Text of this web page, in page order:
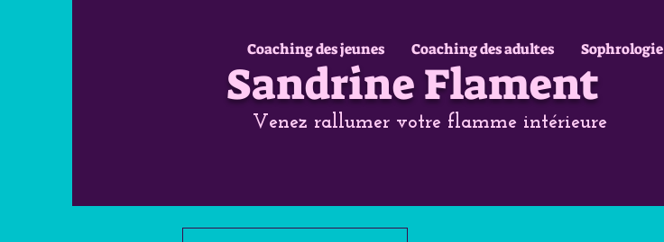
Sandrine Flament
Venez rallumer votre flamme intérieure
Coaching des jeunes Coaching des adultes Sophrologie